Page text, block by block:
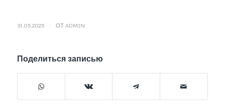
31.05.2025 ОТ ADMIN
Поделиться записью